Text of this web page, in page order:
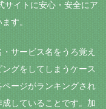
サイトに安心・安全にア
す。
サービス名をうろ覚え
グをしてしまうケース
ージがランキングされ
していることです。加